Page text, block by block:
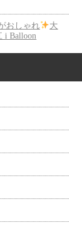
おしゃれ
大
i Balloon